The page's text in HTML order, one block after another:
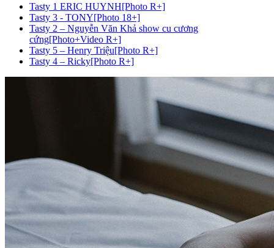
Tasty 1 ERIC HUYNH[Photo R+]
Tasty 3 - TONY[Photo 18+]
Tasty 2 – Nguyễn Văn Khả show cu cương
cứng[Photo+Video R+]
Tasty 5 – Henry Triệu[Photo R+]
Tasty 4 – Ricky[Photo R+]